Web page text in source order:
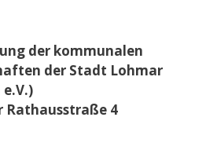
der kommunalen
der Stadt Lohmar
e.V.)
Rathausstraße 4